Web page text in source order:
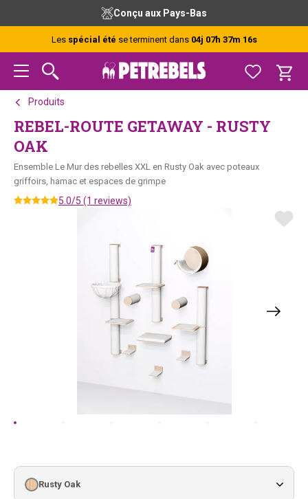
navigation
principale
principal
de
page
Conçu aux Pays-Bas
Les spécial été se terminent dans 04j 07h 37m 16s
Produits
REBEL-ROUTE GETAWAY - RUSTY
OAK
Ensemble Le Mur des rebelles XXL en Rusty Oak avec poteaux
griffoirs, hamac et espaces de grimpe
5.0/5 (1 reviews)
Rusty Oak